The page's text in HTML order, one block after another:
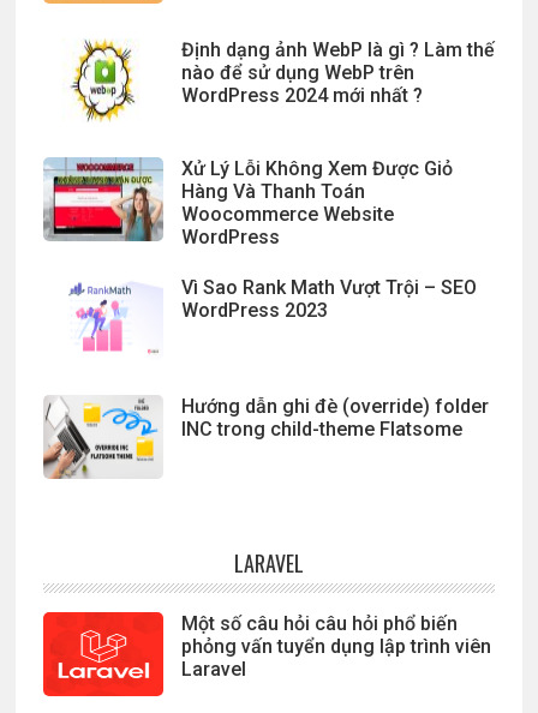
Định dạng ảnh WebP là gì ? Làm thế
nào để sử dụng WebP trên
WordPress 2024 mới nhất ?
Xử Lý Lỗi Không Xem Được Giỏ
Hàng Và Thanh Toán
Woocommerce Website
WordPress
Vì Sao Rank Math Vượt Trội – SEO
WordPress 2023
Hướng dẫn ghi đè (override) folder
INC trong child-theme Flatsome
LARAVEL
Một số câu hỏi câu hỏi phổ biến
phỏng vấn tuyển dụng lập trình viên
Laravel